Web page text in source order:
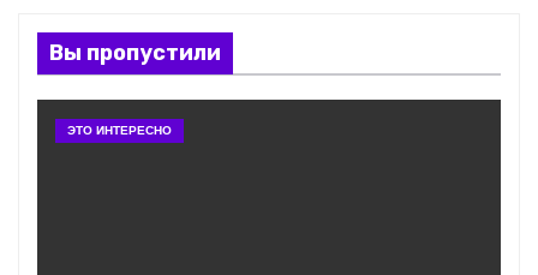
Вы пропустили
ЭТО ИНТЕРЕСНО